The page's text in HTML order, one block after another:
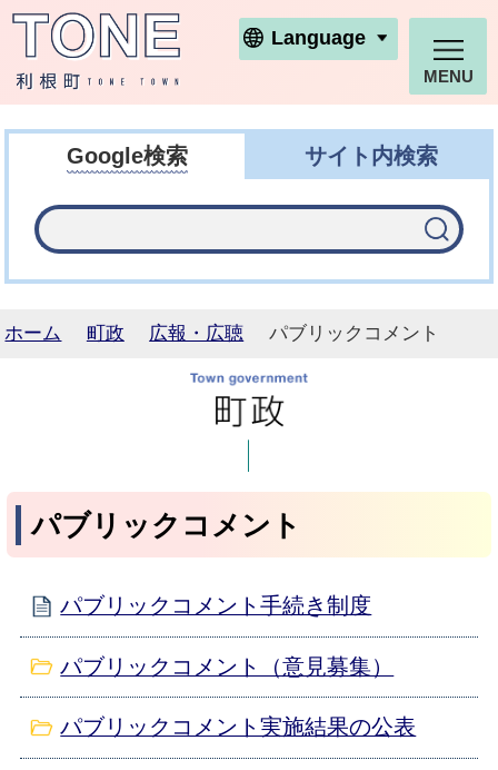
利根町ホームページ
Language
MENU
Google検索 サイト内検索
ホーム 町政 広報・広聴 パブリックコメント
パブリックコメント
パブリックコメント手続き制度
パブリックコメント（意見募集）
パブリックコメント実施結果の公表